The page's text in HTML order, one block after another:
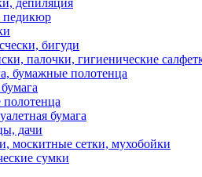
депиляция
бигуди
палочки, гигиенические
бумажные полотенца
бумага
дачи
москитные сетки, мухобойки
сумки